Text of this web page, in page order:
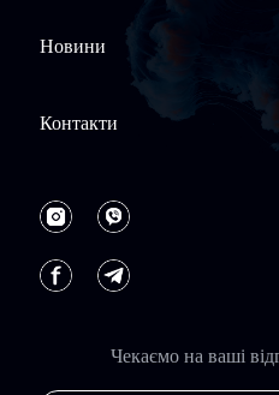
Новини
Контакти
Чекаємо на ваші